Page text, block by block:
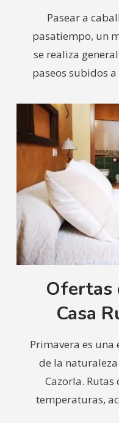
Pasear a
pasatiempo, un
se realiza
paseos subidos
Ofertas
Casa
Primavera es
de la
Cazorla.
temperaturas,